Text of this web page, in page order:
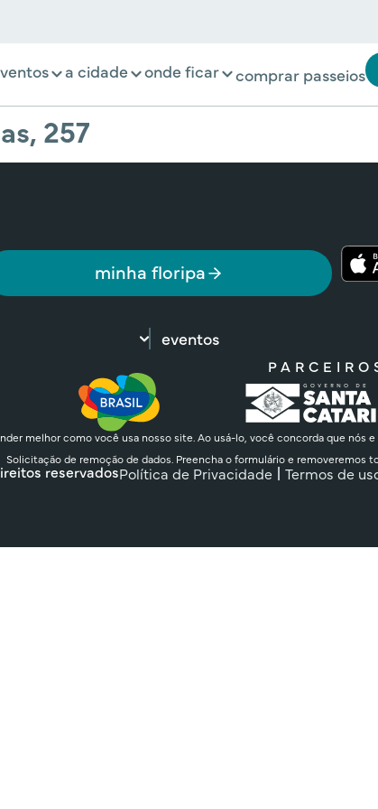
a cidade onde ficar comprar passeios
257
minha floripa
eventos
melhor como você usa nosso site. Ao usá-lo, você concorda que nós
Solicitação de remoção de dados. Preencha o formulário e removeremos
reservadosPolítica de Privacidade Termos de